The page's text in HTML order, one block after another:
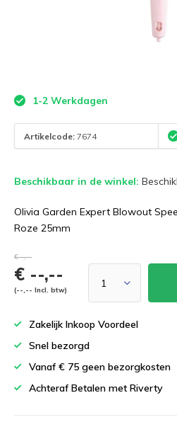
1-2 Werkdagen
Artikelcode: 7674
Beschikbaar in de winkel:
Olivia Garden Expert Blowout
Roze 25mm
€--,--
€ --,--
(--,-- Incl. btw)
Zakelijk Inkoop Voordeel
Snel bezorgd
Vanaf € 75 geen bezorgkosten
Achteraf Betalen met Riverty